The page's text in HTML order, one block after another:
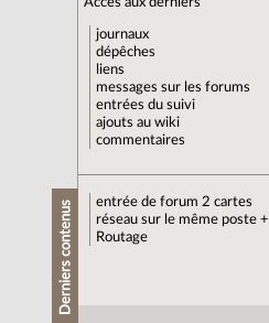
Accès aux derniers
journaux
dépêches
liens
messages sur les forums
entrées du suivi
ajouts au wiki
commentaires
Derniers contenus entrée de forum 2 cartes
réseau sur le même poste +
Routage